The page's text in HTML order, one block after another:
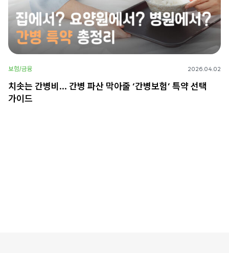
보험/금융 2026.04.02
치솟는 간병비… 간병 파산 막아줄 ‘간병보험’ 특약 선택
가이드